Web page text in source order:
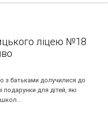
ліцею №18
з батьками долучилися до
подарунки для дітей, які